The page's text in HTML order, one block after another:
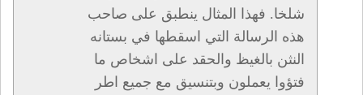
شلخا. فهذا المثال ينطبق على صاحب
هذه الرسالة التي اسقطها في بستانه
النثن بالغيظ والحقد على اشخاص ما
فتؤوا يعملون وبتنسيق مع جميع اطر